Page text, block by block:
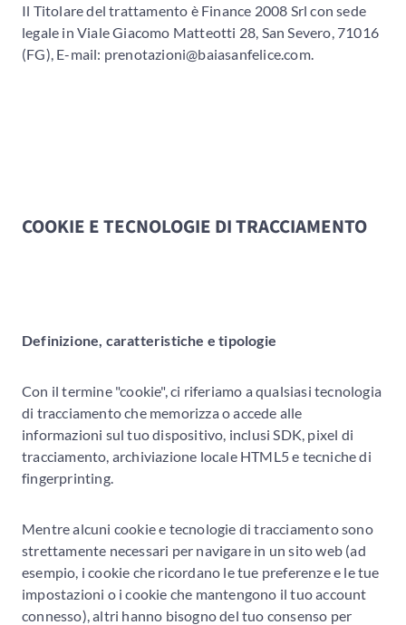
Il Titolare del trattamento è Finance 2008 Srl con sede
legale in Viale Giacomo Matteotti 28, San Severo, 71016
(FG), E-mail: prenotazioni@baiasanfelice.com.
COOKIE E TECNOLOGIE DI TRACCIAMENTO
Definizione, caratteristiche e tipologie
Con il termine "cookie", ci riferiamo a qualsiasi tecnologia
di tracciamento che memorizza o accede alle
informazioni sul tuo dispositivo, inclusi SDK, pixel di
tracciamento, archiviazione locale HTML5 e tecniche di
fingerprinting.
Mentre alcuni cookie e tecnologie di tracciamento sono
strettamente necessari per navigare in un sito web (ad
esempio, i cookie che ricordano le tue preferenze e le tue
impostazioni o i cookie che mantengono il tuo account
connesso), altri hanno bisogno del tuo consenso per